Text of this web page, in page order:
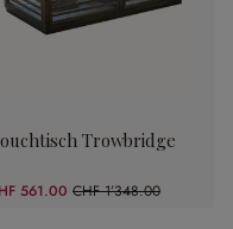
Trowbridge
561.00 CHF 1’348.00
(58.38% gespart)